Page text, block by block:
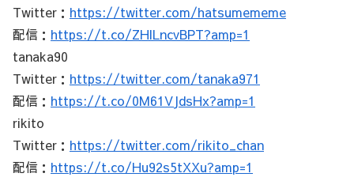
Twitter： https://twitter.com/hatsumememe
配信： https://t.co/ZHlLncvBPT?amp=1
tanaka90
Twitter： https://twitter.com/tanaka971
配信： https://t.co/0M61VJdsHx?amp=1
rikito
Twitter： https://twitter.com/rikito_chan
配信： https://t.co/Hu92s5tXXu?amp=1